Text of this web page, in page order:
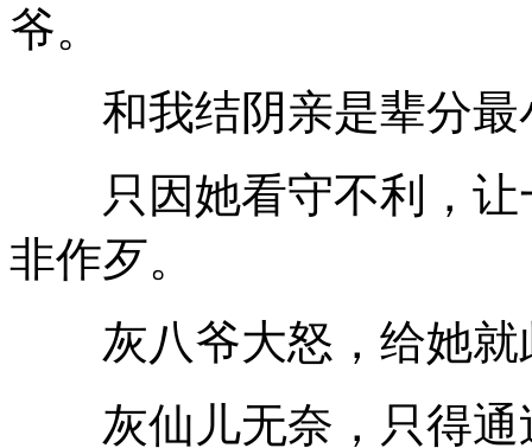
爷。
和我结阴亲是辈分最
只因她看守不利，让
非作歹。
灰八爷大怒，给她就
灰仙儿无奈，只得通